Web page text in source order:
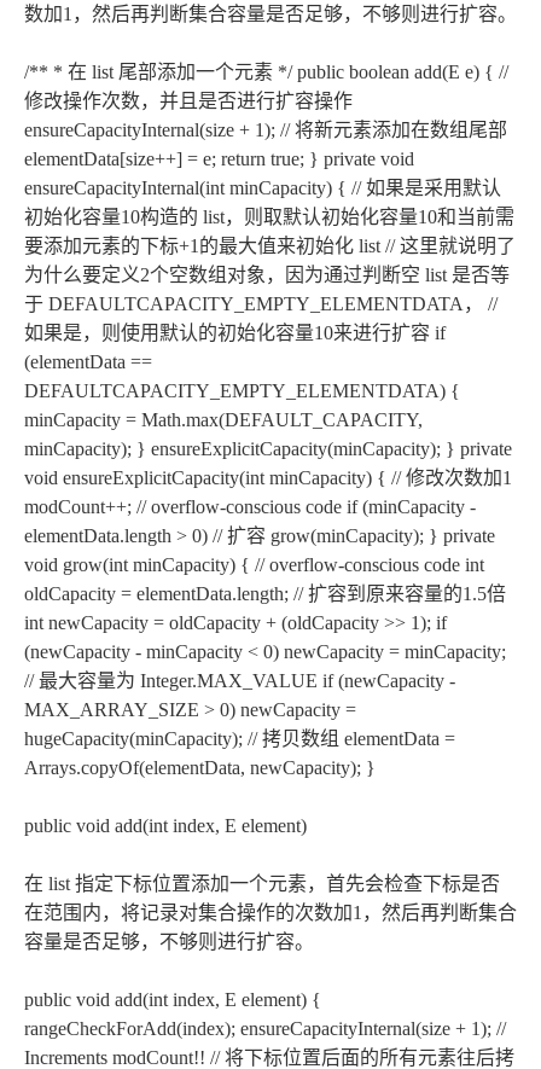
数加1，然后再判断集合容量是否足够，不够则进行扩容。
/** * 在 list 尾部添加一个元素 */ public boolean add(E e) { //
修改操作次数，并且是否进行扩容操作
ensureCapacityInternal(size + 1); // 将新元素添加在数组尾部
elementData[size++] = e; return true; } private void
ensureCapacityInternal(int minCapacity) { // 如果是采用默认
初始化容量10构造的 list，则取默认初始化容量10和当前需
要添加元素的下标+1的最大值来初始化 list // 这里就说明了
为什么要定义2个空数组对象，因为通过判断空 list 是否等
于 DEFAULTCAPACITY_EMPTY_ELEMENTDATA， //
如果是，则使用默认的初始化容量10来进行扩容 if
(elementData ==
DEFAULTCAPACITY_EMPTY_ELEMENTDATA) {
minCapacity = Math.max(DEFAULT_CAPACITY,
minCapacity); } ensureExplicitCapacity(minCapacity); } private
void ensureExplicitCapacity(int minCapacity) { // 修改次数加1
modCount++; // overflow-conscious code if (minCapacity -
elementData.length > 0) // 扩容 grow(minCapacity); } private
void grow(int minCapacity) { // overflow-conscious code int
oldCapacity = elementData.length; // 扩容到原来容量的1.5倍
int newCapacity = oldCapacity + (oldCapacity >> 1); if
(newCapacity - minCapacity < 0) newCapacity = minCapacity;
// 最大容量为 Integer.MAX_VALUE if (newCapacity -
MAX_ARRAY_SIZE > 0) newCapacity =
hugeCapacity(minCapacity); // 拷贝数组 elementData =
Arrays.copyOf(elementData, newCapacity); }
public void add(int index, E element)
在 list 指定下标位置添加一个元素，首先会检查下标是否
在范围内，将记录对集合操作的次数加1，然后再判断集合
容量是否足够，不够则进行扩容。
public void add(int index, E element) {
rangeCheckForAdd(index); ensureCapacityInternal(size + 1); //
Increments modCount!! // 将下标位置后面的所有元素往后拷